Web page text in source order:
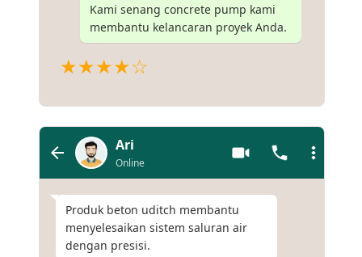
Kami senang concrete pump kami
membantu kelancaran proyek Anda.
★★★★☆
Ari
Online
Produk beton uditch membantu
menyelesaikan sistem saluran air
dengan presisi.